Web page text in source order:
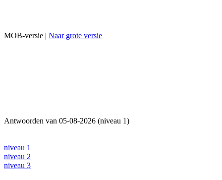
MOB-versie | Naar grote versie
Antwoorden van 05-08-2026 (niveau 1)
niveau 1
niveau 2
niveau 3